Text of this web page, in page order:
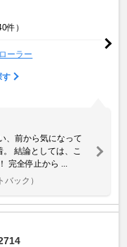
件）
ーラー
す
、前から気になって
結論としては、こ
完全停止から ...
バック）